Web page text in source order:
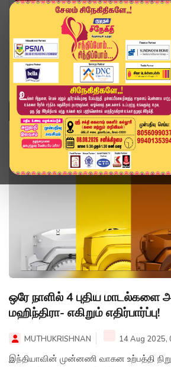
Home Topics
ஒரே நாளில் 4 புதிய மாடல்களை
மஹிந்திரா- எகிறும் எதிர்பார்ப்பு!
MUTHUKRISHNAN 14 Aug 2025,
இந்தியாவின் முன்னணி வாகன உற்பத்தி